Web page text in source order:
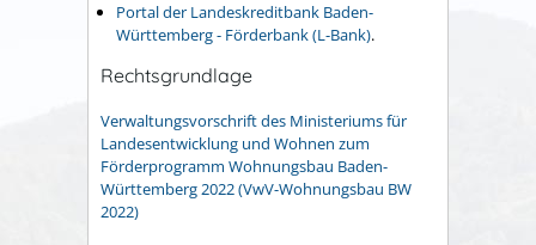
Portal der Landeskreditbank Baden-
Württemberg - Förderbank (L-Bank).
Rechtsgrundlage
Verwaltungsvorschrift des Ministeriums für
Landesentwicklung und Wohnen zum
Förderprogramm Wohnungsbau Baden-
Württemberg 2022 (VwV-Wohnungsbau BW
2022)